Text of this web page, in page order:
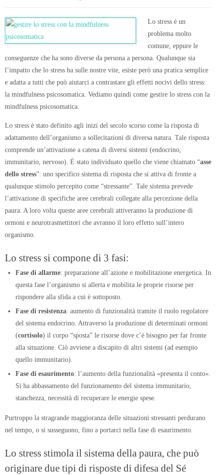
Lo stress è un
problema molto
comune, eppure le
conseguenze che ha sono diverse da persona a persona. Qualunque sia
l’impatto che lo stress ha sulle nostre vite, esiste però una pratica semplice
e adatta a tutti che può aiutarci a contrastare gli effetti nocivi dello stress:
la mindfulness psicosomatica. Vediamo quindi come gestire lo stress con la
mindfulness psicosomatica.
Lo stress è stato definito agli inizi del secolo scorso come la risposta di
adattamento dell’organismo a sollecitazioni di diversa natura. Tale risposta
comprende un’attivazione a catena di diversi sistemi (endocrino,
immunitario, nervoso). È stato individuato quello che viene chiamato “asse
dello stress”: uno specifico sistema di risposta che si attiva di fronte a
qualunque stimolo percepito come “stressante”. Tale sistema prevede
l’attivazione di specifiche aree cerebrali collegate alla percezione della
paura. A loro volta queste aree cerebrali attiveranno la produzione di
ormoni e neurotrasmettitori che avranno il loro effetto sull’intero
organismo.
Lo stress si compone di 3 fasi:
Fase di allarme: preparazione all’azione e mobilitazione energetica. In
questa fase l’organismo si allerta e mobilita le proprie risorse per
rispondere alla sfida a cui è sottoposto.
Fase di resistenza: aumento di funzionalità tramite il ruolo regolatore
del sistema endocrino. Attraverso la produzione di determinati ormoni
(cortisolo) il corpo “sposta” le risorse dove c’è bisogno per far fronte
alla situazione. Ciò avviene a discapito di altri sistemi (ad esempio
quello immunitario).
Fase di esaurimento: l’aumento della funzionalità «presenta il conto».
Si ha abbassamento del funzionamento del sistema immunitario,
stanchezza, necessità di recuperare le energie spese.
Purtroppo la stragrande maggioranza delle situazioni stressanti perdurano
nel tempo, o si susseguono, fino a portarci nella fase di esaurimento.
Lo stress stimola il sistema della paura, che può
originare due tipi di risposte di difesa del Sé